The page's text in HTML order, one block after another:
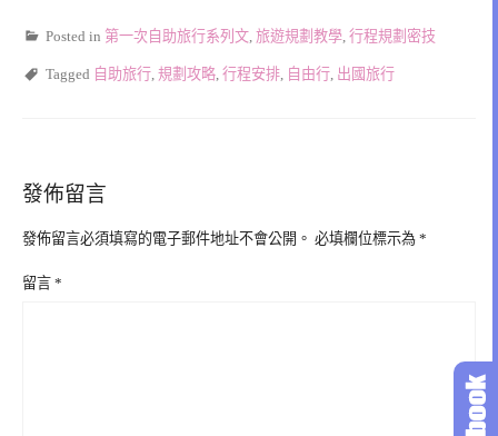
Posted in 第一次自助旅行系列文 旅遊規劃教學 行程規劃密技
Tagged 自助旅行 規劃攻略 行程安排 自由行 出國旅行
發佈留言
發佈留言必須填寫的電子郵件地址不會公開。 必填欄位標示為 *
留言 *